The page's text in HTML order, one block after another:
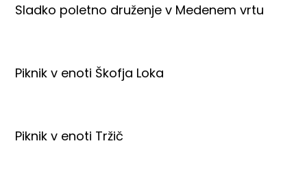
Sladko poletno druženje v Medenem vrtu
Piknik v enoti Škofja Loka
Piknik v enoti Tržič